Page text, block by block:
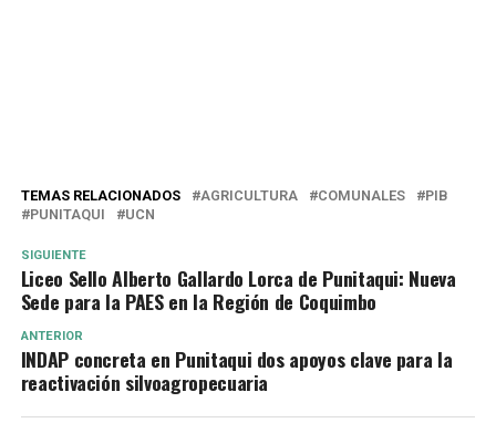
TEMAS RELACIONADOS AGRICULTURA COMUNALES
PIB
PUNITAQUI
UCN
SIGUIENTE
Liceo Sello Alberto Gallardo Lorca de Punitaqui: Nueva
Sede para la PAES en la Región de Coquimbo
ANTERIOR
INDAP concreta en Punitaqui dos apoyos clave para la
reactivación silvoagropecuaria